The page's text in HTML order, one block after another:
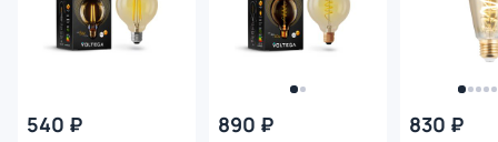
540 ₽ 890 ₽ 830 ₽